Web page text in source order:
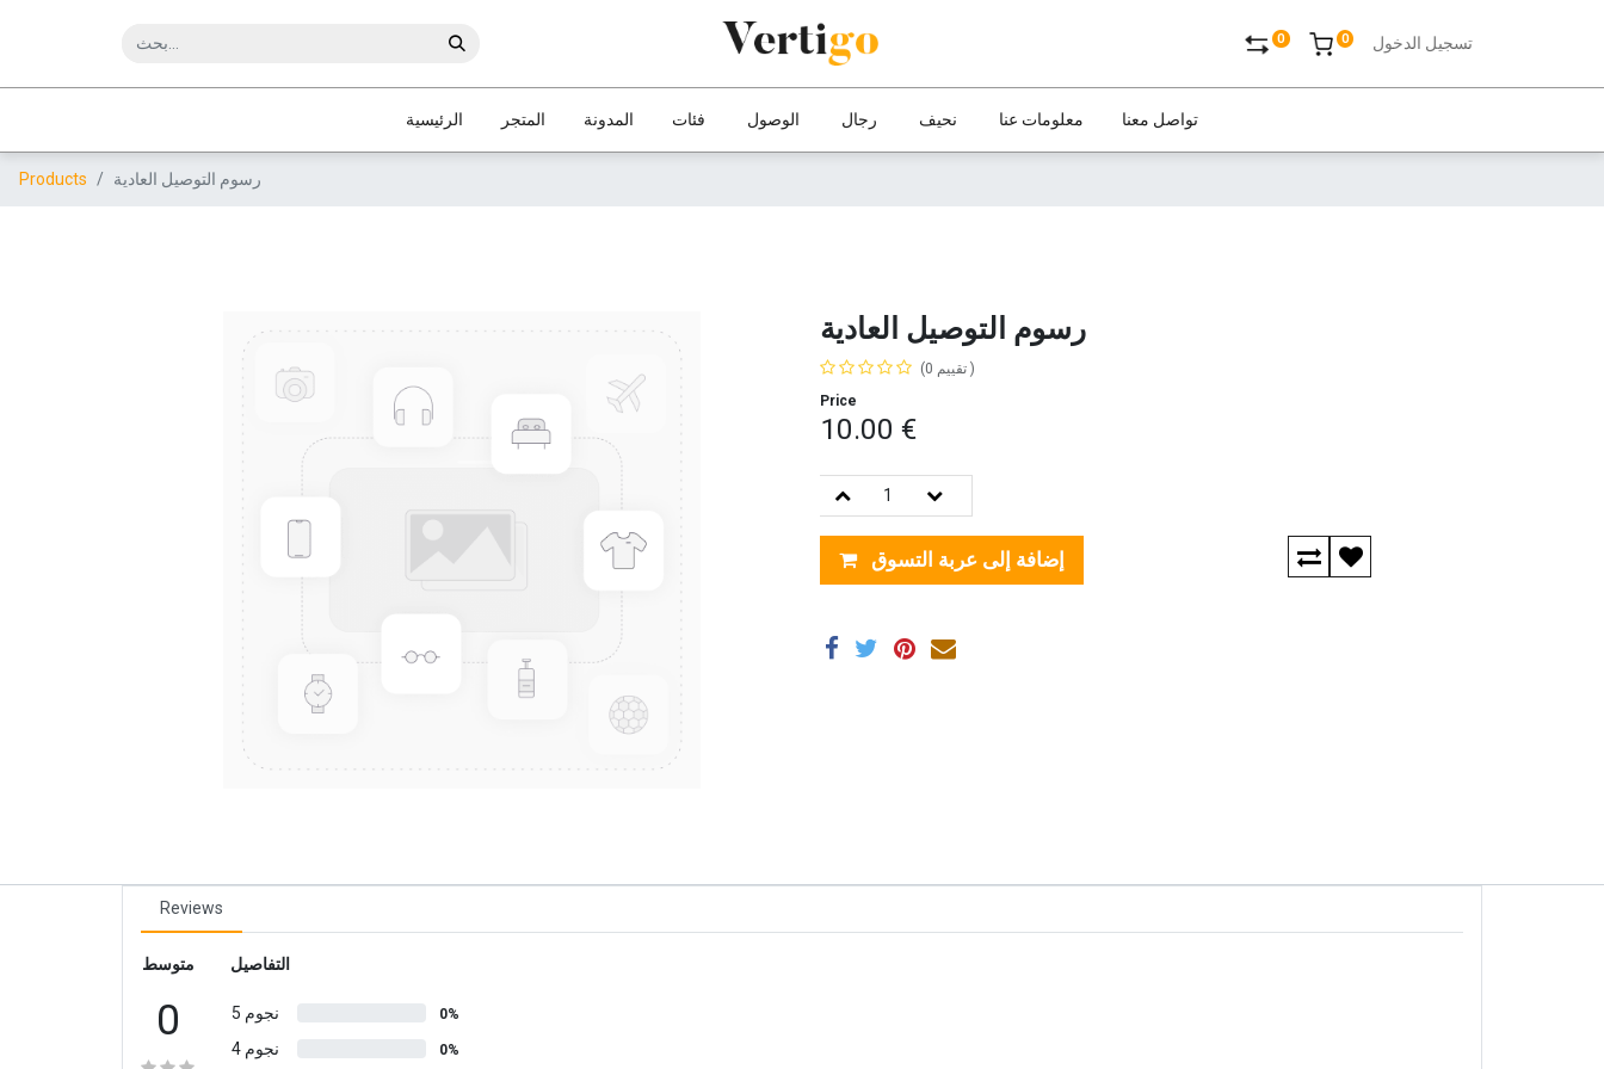
0 0 تسجيل الدخول
الرئيسية المتجر المدونة فئات الوصول رجال نحيف معلومات عنا تواصل معنا
Products رسوم التوصيل العادية
رسوم التوصيل العادية
(تقييم 0 )
10.00 €
إضافة إلى عربة التسوق
Reviews
متوسط
0
التفاصيل
5 نجوم 0%
4 نجوم 0%